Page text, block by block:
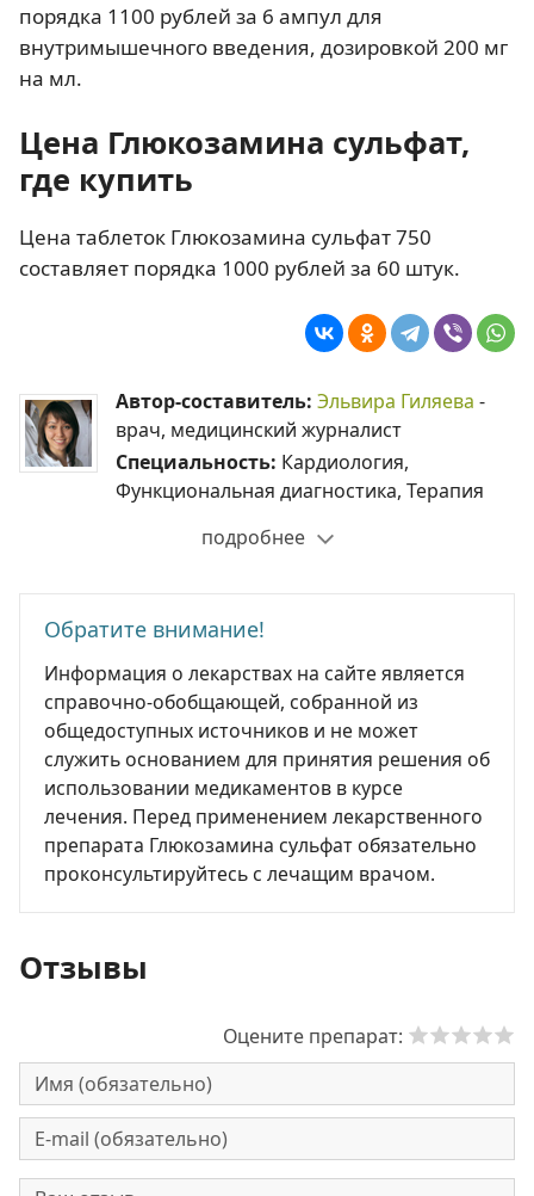
порядка 1100 рублей за 6 ампул для
внутримышечного введения, дозировкой 200 мг
на мл.
Цена Глюкозамина сульфат,
где купить
Цена таблеток Глюкозамина сульфат 750
составляет порядка 1000 рублей за 60 штук.
Автор-составитель: Эльвира Гиляева -
врач, медицинский журналист
Специальность: Кардиология,
Функциональная диагностика, Терапия
подробнее
Обратите внимание!
Информация о лекарствах на сайте является
справочно-обобщающей, собранной из
общедоступных источников и не может
служить основанием для принятия решения об
использовании медикаментов в курсе
лечения. Перед применением лекарственного
препарата Глюкозамина сульфат обязательно
проконсультируйтесь с лечащим врачом.
Отзывы
Оцените препарат: